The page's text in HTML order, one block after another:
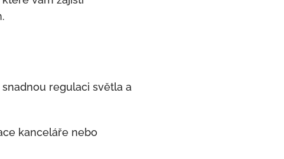
regulaci světla a
kanceláře nebo